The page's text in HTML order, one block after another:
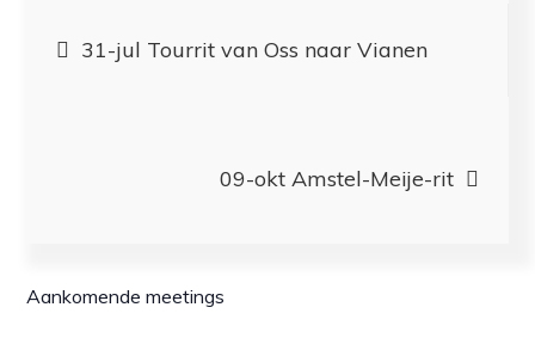
navigatie
31-jul Tourrit van Oss naar Vianen
09-okt Amstel-Meije-rit
Aankomende meetings